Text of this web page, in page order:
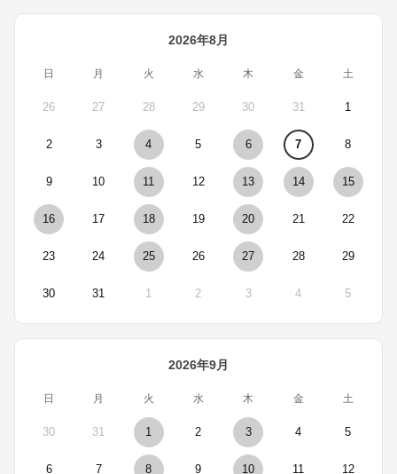
2026年8月
日 月 火 水 木 金 土
26 27 28 29 30 31 1
2 3 4 5 6 7 8
9 10 11 12 13 14 15
16 17 18 19 20 21 22
23 24 25 26 27 28 29
30 31 1 2 3 4 5
2026年9月
日 月 火 水 木 金 土
30 31 1 2 3 4 5
6 7 8 9 10 11 12